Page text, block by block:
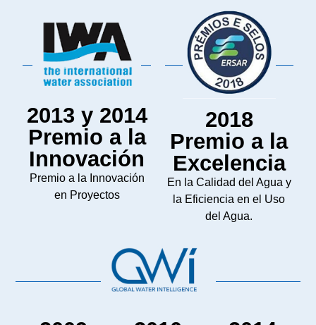
2013 y 2014
Premio a la
Innovación
Premio a la Innovación
en Proyectos
2018
Premio a la
Excelencia
En la Calidad del Agua y
la Eficiencia en el Uso
del Agua.